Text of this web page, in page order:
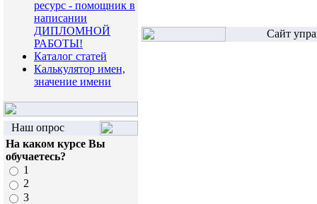
ресурс - помощник в
написании
ДИПЛОМНОЙ
РАБОТЫ!
Каталог статей
Калькулятор имен,
значение имени
Наш опрос
На каком курсе Вы
обучаетесь?
1
2
3
Сайт